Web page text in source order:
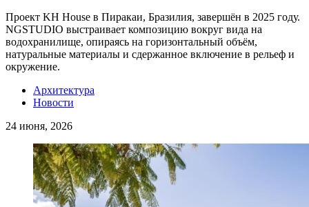
Проект KH House в Пиракаи, Бразилия, завершён в 2025 году.
NGSTUDIO выстраивает композицию вокруг вида на
водохранилище, опираясь на горизонтальный объём,
натуральные материалы и сдержанное включение в рельеф и
окружение.
Архитектура
Новости
24 июня, 2026